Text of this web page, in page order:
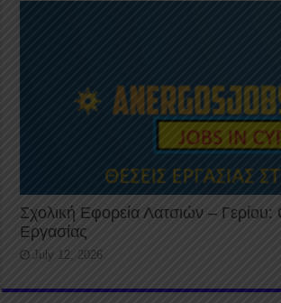
Σχολική Εφορεία Λατσιών – Γερίου:
Εργασίας
July 12, 2026